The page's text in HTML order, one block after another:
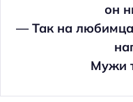
он
— Так на любимца
Мужи